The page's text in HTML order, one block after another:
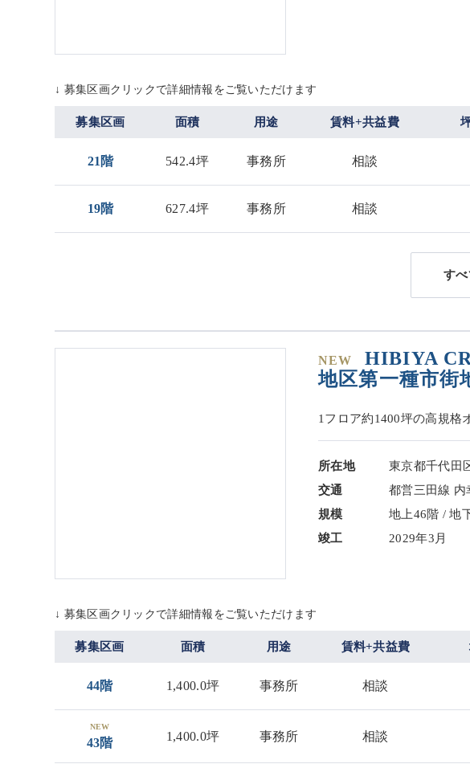
↓ 募集区画クリックで詳細情報をご覧いただけます
募集区画 面積 用途 賃料+共益費
21階 542.4坪 事務所 相談
19階 627.4坪 事務所 相談
NEW
HIBIYA
地区第一種市街
1フロア約1400坪の高規格
所在地
東京都千代田
交通
都営三田線 内
規模
地上46階 / 地
竣工
2029年3月
↓ 募集区画クリックで詳細情報をご覧いただけます
募集区画 面積 用途 賃料+共益費
44階 1,400.0坪 事務所 相談
NEW
43階 1,400.0坪 事務所 相談